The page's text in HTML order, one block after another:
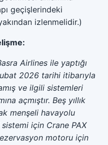
geçişlerindeki
izlenmelidir.)
Airlines ile yaptığı
2026 tarihi itibarıyla
ve ilgili sistemleri
açmıştır. Beş yıllık
menşeli havayolu
için Crane PAX
motoru için